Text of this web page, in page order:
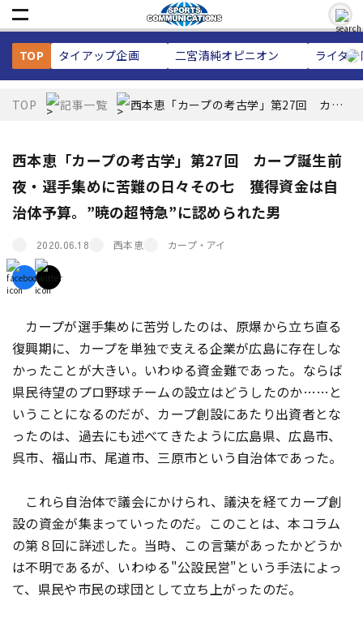
TOP タイアップ企画 二宮清純オピニオン ライタ
TOP 記事一覧 西本恵「カープの考古学」第27回 カー
西本恵「カープの考古学」第27回 カープ誕生前
夜・選手集めに苦難の日々その七 獲得資金は自
治体予算。”暁の超特急”に認められた男
2020.06.18 西本恵 カープ・アイ
カープが選手集めに苦労したのは、原爆から立ち直る
復興期に、カープを単独で支える企業が広島に存在しな
かったことが大きい。いわゆる資金難であった。ならば
県民待望のプロ野球チームの設立はどうしたのか……と
いうことになるのだが、カープ創設にあたり出資者とな
ったのは、過去にも述べてきたように広島県、広島市、
呉市、福山市、尾道市、三原市という自治体であった。
これら自治体で議会にかけられ、議決を経てカープ創
設の資金が集まっていったのだ。このことは、本コラム
の第８回に詳述した。当時、この言葉があったかどうか
は不明であるが、いわゆる"公設民営"という手法によっ
て、県民や市民の球団として立ち上がったのだ。